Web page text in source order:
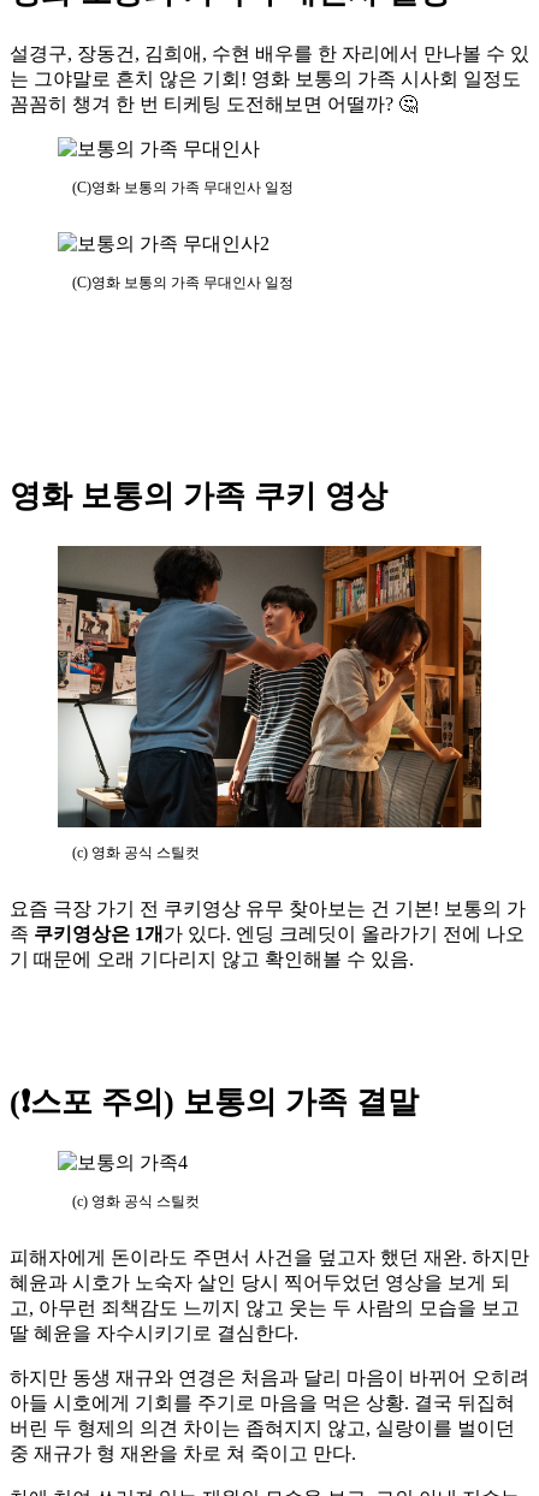
설경구, 장동건, 김희애, 수현 배우를 한 자리에서 만나볼 수 있
는 그야말로 흔치 않은 기회! 영화 보통의 가족 시사회 일정도
꼼꼼히 챙겨 한 번 티케팅 도전해보면 어떨까? 🤔
(C)영화 보통의 가족 무대인사 일정
(C)영화 보통의 가족 무대인사 일정
영화 보통의 가족 쿠키 영상
(c) 영화 공식 스틸컷
요즘 극장 가기 전 쿠키영상 유무 찾아보는 건 기본! 보통의 가
족 쿠키영상은 1개 가 있다. 엔딩 크레딧이 올라가기 전에 나오
기 때문에 오래 기다리지 않고 확인해볼 수 있음.
(❗스포 주의) 보통의 가족 결말
(c) 영화 공식 스틸컷
피해자에게 돈이라도 주면서 사건을 덮고자 했던 재완. 하지만
혜윤과 시호가 노숙자 살인 당시 찍어두었던 영상을 보게 되
고, 아무런 죄책감도 느끼지 않고 웃는 두 사람의 모습을 보고
딸 혜윤을 자수시키기로 결심한다.
하지만 동생 재규와 연경은 처음과 달리 마음이 바뀌어 오히려
아들 시호에게 기회를 주기로 마음을 먹은 상황. 결국 뒤집혀
버린 두 형제의 의견 차이는 좁혀지지 않고, 실랑이를 벌이던
중 재규가 형 재완을 차로 쳐 죽이고 만다.